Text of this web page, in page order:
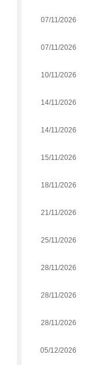
07/11/2026
07/11/2026
10/11/2026
14/11/2026
14/11/2026
15/11/2026
18/11/2026
21/11/2026
25/11/2026
28/11/2026
28/11/2026
28/11/2026
05/12/2026